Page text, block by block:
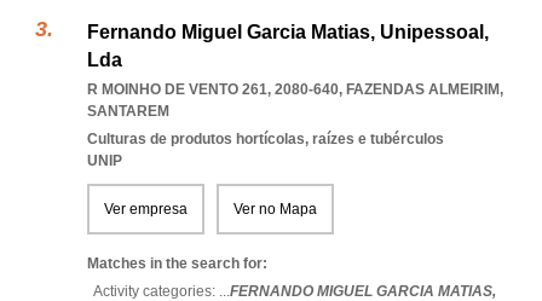
Fernando Miguel Garcia Matias, Unipessoal,
Lda
R MOINHO DE VENTO 261, 2080-640, FAZENDAS ALMEIRIM,
SANTAREM
Culturas de produtos hortícolas, raízes e tubérculos
UNIP
Ver empresa Ver no Mapa
Matches in the search for:
Activity categories: ...FERNANDO MIGUEL GARCIA MATIAS,